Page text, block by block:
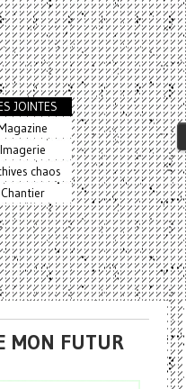
JOINTES
Imagerie
chaos
Chantier
MON FUTUR